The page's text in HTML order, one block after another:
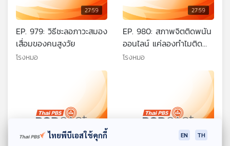
27:59
EP. 979: วิธีชะลอภาวะสมอง
เสื่อมของคนสูงวัย
โรงหมอ
27:59
EP. 980: สภาพจิตติดพนัน
ออนไลน์ แค่ลองทำไมติด
ติดแล้วทำไมออกไม่ได้
โรงหมอ
ไทยพีบีเอสใช้คุกกี้ EN TH